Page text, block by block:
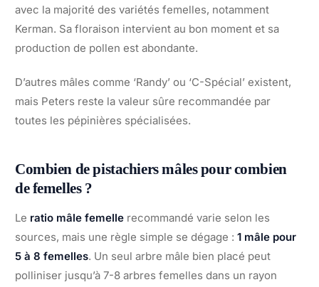
avec la majorité des variétés femelles, notamment
Kerman. Sa floraison intervient au bon moment et sa
production de pollen est abondante.
D’autres mâles comme ‘Randy’ ou ‘C-Spécial’ existent,
mais Peters reste la valeur sûre recommandée par
toutes les pépinières spécialisées.
Combien de pistachiers mâles pour combien
de femelles ?
Le ratio mâle femelle recommandé varie selon les
sources, mais une règle simple se dégage : 1 mâle pour
5 à 8 femelles. Un seul arbre mâle bien placé peut
polliniser jusqu’à 7-8 arbres femelles dans un rayon